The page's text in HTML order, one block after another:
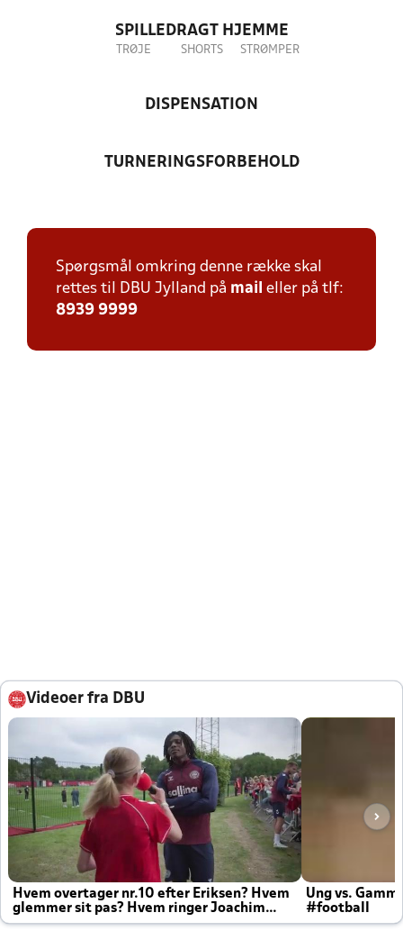
SPILLEDRAGT HJEMME
TRØJE SHORTS STRØMPER
DISPENSATION
TURNERINGSFORBEHOLD
Spørgsmål omkring denne række skal
rettes til DBU Jylland på mail eller på tlf:
8939 9999
Videoer fra DBU
Hvem overtager nr.10 efter Eriksen? Hvem
glemmer sit pas? Hvem ringer Joachim
altid til efter kampe?
Ung vs.
#football